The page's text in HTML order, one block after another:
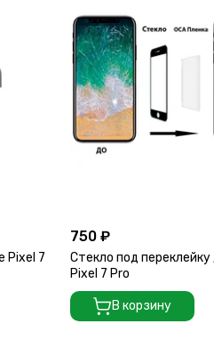
Pixel 7
750 ₽
Стекло под переклейку
Pixel 7 Pro
В корзину